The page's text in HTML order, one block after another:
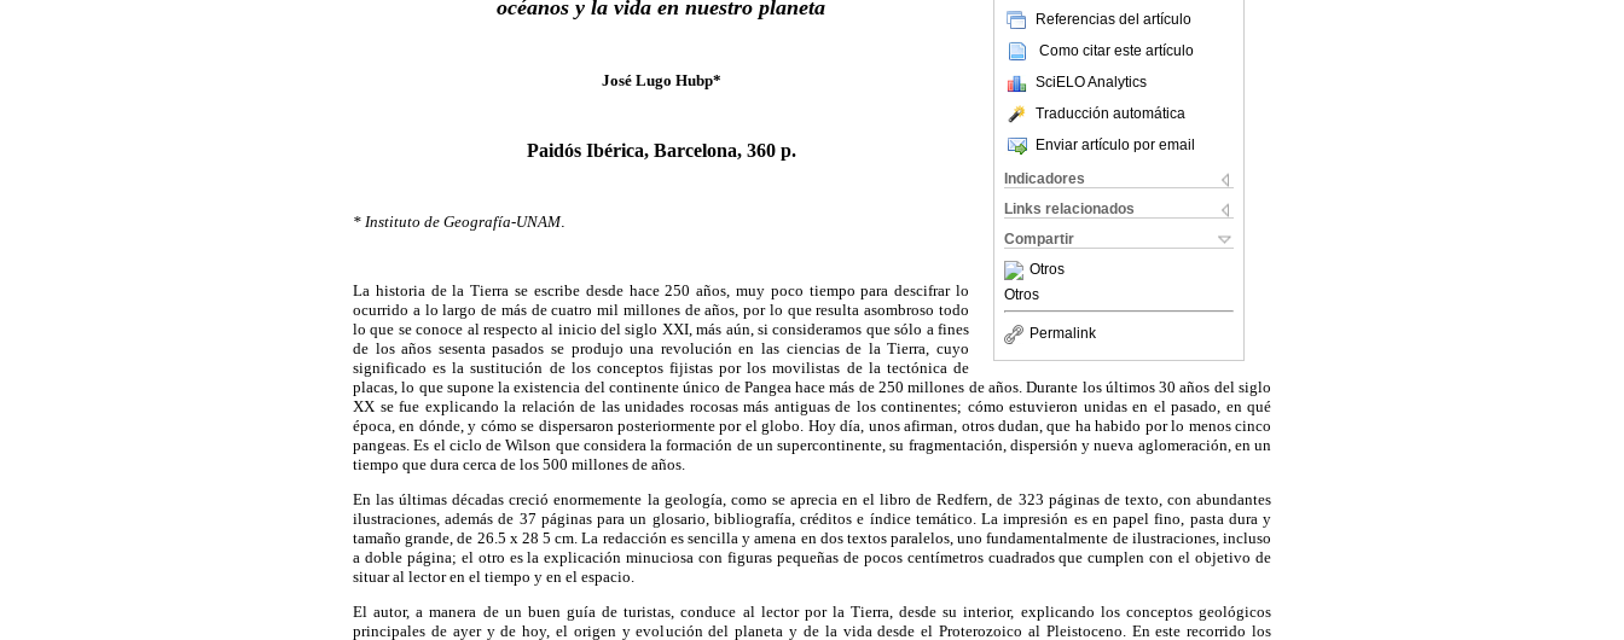
Referencias del artículo
Como citar este artículo
SciELO Analytics
Traducción automática
Enviar artículo por email
Indicadores
Links relacionados
Compartir
Otros
Otros
Permalink
océanos y la vida en nuestro planeta
José Lugo Hubp*
Paidós Ibérica, Barcelona, 360 p.
* Instituto de Geografía-UNAM.
La historia de la Tierra se escribe desde hace 250 años, muy poco tiempo para descifrar lo
ocurrido a lo largo de más de cuatro mil millones de años, por lo que resulta asombroso todo
lo que se conoce al respecto al inicio del siglo XXI, más aún, si consideramos que sólo a fines
de los años sesenta pasados se produjo una revolución en las ciencias de la Tierra, cuyo
significado es la sustitución de los conceptos fijistas por los movilistas de la tectónica de
placas, lo que supone la existencia del continente único de Pangea hace más de 250 millones de años. Durante los últimos 30 años del siglo
XX se fue explicando la relación de las unidades rocosas más antiguas de los continentes; cómo estuvieron unidas en el pasado, en qué
época, en dónde, y cómo se dispersaron posteriormente por el globo. Hoy día, unos afirman, otros dudan, que ha habido por lo menos cinco
pangeas. Es el ciclo de Wilson que considera la formación de un supercontinente, su fragmentación, dispersión y nueva aglomeración, en un
tiempo que dura cerca de los 500 millones de años.
En las últimas décadas creció enormemente la geología, como se aprecia en el libro de Redfern, de 323 páginas de texto, con abundantes
ilustraciones, además de 37 páginas para un glosario, bibliografía, créditos e índice temático. La impresión es en papel fino, pasta dura y
tamaño grande, de 26.5 x 28 5 cm. La redacción es sencilla y amena en dos textos paralelos, uno fundamentalmente de ilustraciones, incluso
a doble página; el otro es la explicación minuciosa con figuras pequeñas de pocos centímetros cuadrados que cumplen con el objetivo de
situar al lector en el tiempo y en el espacio.
El autor, a manera de un buen guía de turistas, conduce al lector por la Tierra, desde su interior, explicando los conceptos geológicos
principales de ayer y de hoy, el origen y evolución del planeta y de la vida desde el Proterozoico al Pleistoceno. En este recorrido los